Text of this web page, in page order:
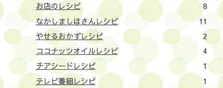
お店のレシピ
8
なかしましほさんレシピ
11
やせるおかずレシピ
2
ココナッツオイルレシピ
4
チアシードレシピ
1
テレビ番組レシピ
1